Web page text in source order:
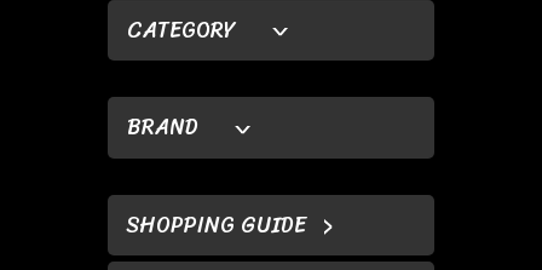
CATEGORY
BRAND
SHOPPING GUIDE